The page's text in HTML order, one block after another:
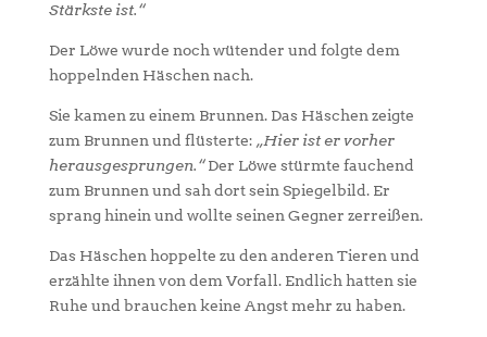
Stärkste ist.“
Der Löwe wurde noch wütender und folgte dem
hoppelnden Häschen nach.
Sie kamen zu einem Brunnen. Das Häschen zeigte
zum Brunnen und flüsterte: „Hier ist er vorher
herausgesprungen.“Der Löwe stürmte fauchend
zum Brunnen und sah dort sein Spiegelbild. Er
sprang hinein und wollte seinen Gegner zerreißen.
Das Häschen hoppelte zu den anderen Tieren und
erzählte ihnen von dem Vorfall. Endlich hatten sie
Ruhe und brauchen keine Angst mehr zu haben.